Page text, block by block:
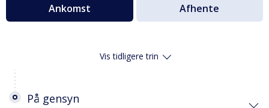
Ankomst Afhente
Vis tidligere trin
På gensyn